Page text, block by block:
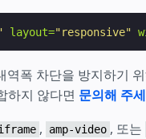
layout="responsive"
폭 차단을 방지하기
하지 않다면 문의해 주
, amp-video , 또는